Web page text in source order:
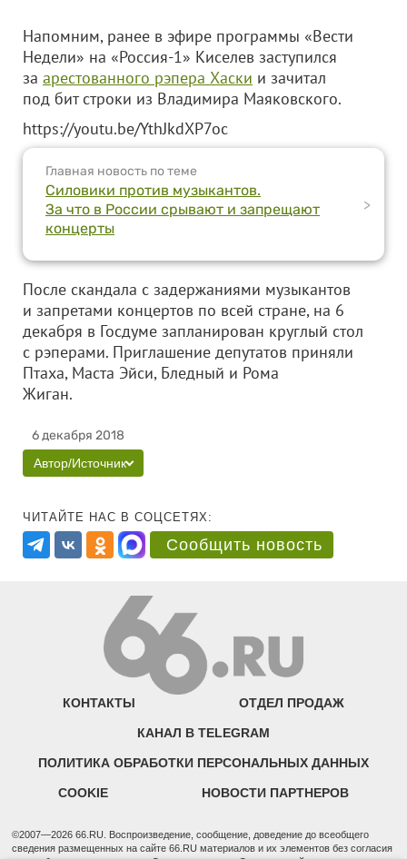
Напомним, ранее в эфире программы «Вести
Недели» на «Россия-1» Киселев заступился
за арестованного рэпера Хаски и зачитал
под бит строки из Владимира Маяковского.
https://youtu.be/YthJkdXP7oc
Главная новость по теме
Силовики против музыкантов.
За что в России срывают и запрещают
концерты
>
После скандала с задержаниями музыкантов
и запретами концертов по всей стране, на 6
декабря в Госдуме запланирован круглый стол
с рэперами. Приглашение депутатов приняли
Птаха, Маста Эйси, Бледный и Рома
Жиган.
6 декабря 2018
Автор/Источник
ЧИТАЙТЕ НАС В СОЦСЕТЯХ:
Сообщить новость
КОНТАКТЫ ОТДЕЛ ПРОДАЖ
КАНАЛ В TELEGRAM
ПОЛИТИКА ОБРАБОТКИ ПЕРСОНАЛЬНЫХ ДАННЫХ
COOKIE НОВОСТИ ПАРТНЕРОВ
©2007—2026 66.RU. Воспроизведение, сообщение, доведение до всеобщего
сведения размещенных на сайте 66.RU материалов и их элементов без согласия